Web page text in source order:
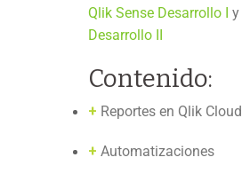
Qlik Sense Desarrollo I y
Desarrollo II
Contenido:
+ Reportes en Qlik Cloud
+ Automatizaciones